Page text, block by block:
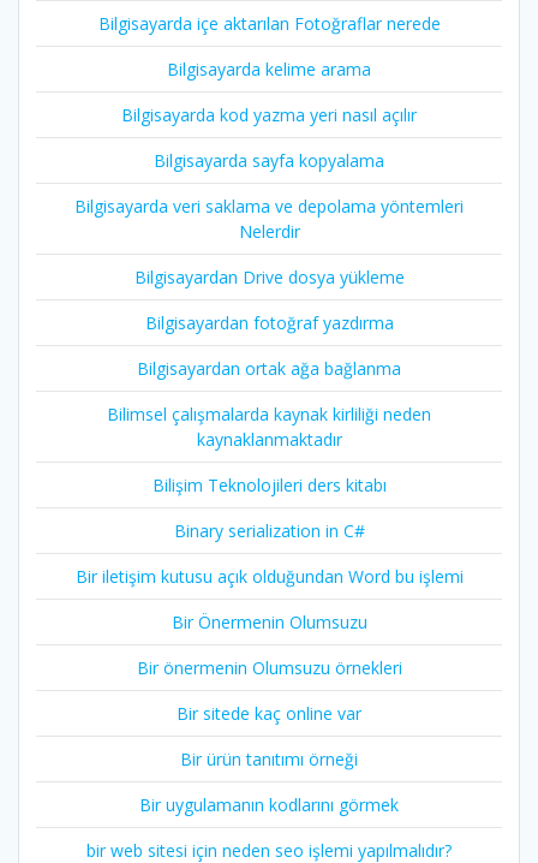
Bilgisayarda içe aktarılan Fotoğraflar nerede
Bilgisayarda kelime arama
Bilgisayarda kod yazma yeri nasıl açılır
Bilgisayarda sayfa kopyalama
Bilgisayarda veri saklama ve depolama yöntemleri
Nelerdir
Bilgisayardan Drive dosya yükleme
Bilgisayardan fotoğraf yazdırma
Bilgisayardan ortak ağa bağlanma
Bilimsel çalışmalarda kaynak kirliliği neden
kaynaklanmaktadır
Bilişim Teknolojileri ders kitabı
Binary serialization in C#
Bir iletişim kutusu açık olduğundan Word bu işlemi
Bir Önermenin Olumsuzu
Bir önermenin Olumsuzu örnekleri
Bir sitede kaç online var
Bir ürün tanıtımı örneği
Bir uygulamanın kodlarını görmek
bir web sitesi için neden seo işlemi yapılmalıdır?